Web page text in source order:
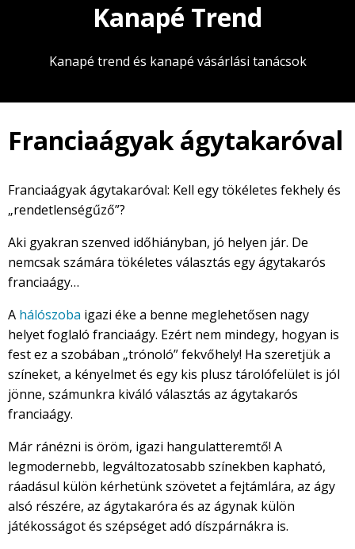
Kanapé Trend
Kanapé trend és kanapé vásárlási tanácsok
Franciaágyak ágytakaróval
Franciaágyak ágytakaróval: Kell egy tökéletes fekhely és
„rendetlenségűző”?
Aki gyakran szenved időhiányban, jó helyen jár. De
nemcsak számára tökéletes választás egy ágytakarós
franciaágy…
A hálószoba igazi éke a benne meglehetősen nagy
helyet foglaló franciaágy. Ezért nem mindegy, hogyan is
fest ez a szobában „trónoló” fekvőhely! Ha szeretjük a
színeket, a kényelmet és egy kis plusz tárolófelület is jól
jönne, számunkra kiváló választás az ágytakarós
franciaágy.
Már ránézni is öröm, igazi hangulatteremtő! A
legmodernebb, legváltozatosabb színekben kapható,
ráadásul külön kérhetünk szövetet a fejtámlára, az ágy
alsó részére, az ágytakaróra és az ágynak külön
játékosságot és szépséget adó díszpárnákra is.